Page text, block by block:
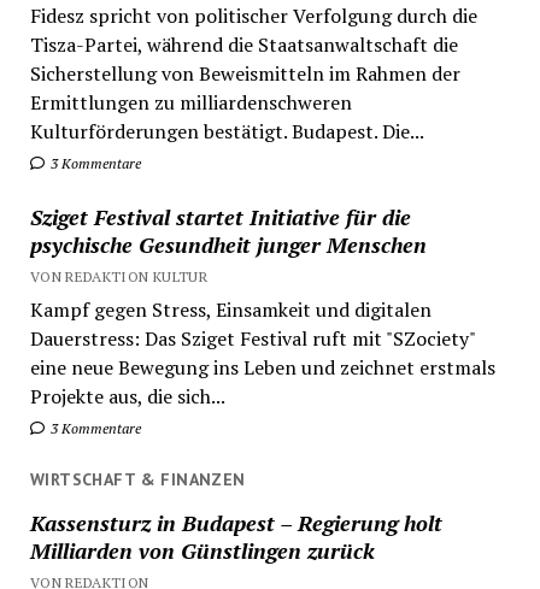
Fidesz spricht von politischer Verfolgung durch die
Tisza-Partei, während die Staatsanwaltschaft die
Sicherstellung von Beweismitteln im Rahmen der
Ermittlungen zu milliardenschweren
Kulturförderungen bestätigt. Budapest. Die...
3 Kommentare
Sziget Festival startet Initiative für die
psychische Gesundheit junger Menschen
VON REDAKTION KULTUR
Kampf gegen Stress, Einsamkeit und digitalen
Dauerstress: Das Sziget Festival ruft mit "SZociety"
eine neue Bewegung ins Leben und zeichnet erstmals
Projekte aus, die sich...
3 Kommentare
WIRTSCHAFT & FINANZEN
Kassensturz in Budapest – Regierung holt
Milliarden von Günstlingen zurück
VON REDAKTION